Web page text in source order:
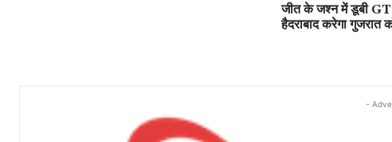
जीत के जश्न में डूबी
हैदराबाद करेगा गुजरात
-